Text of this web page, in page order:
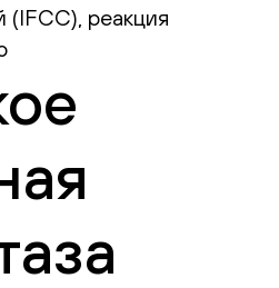
(IFCC), реакция